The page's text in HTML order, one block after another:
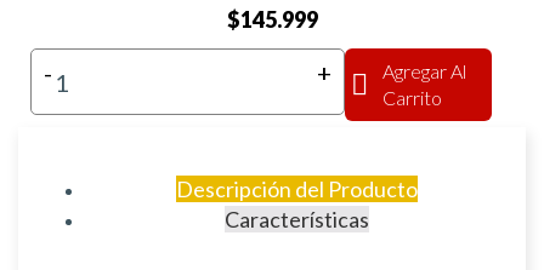
$145.999
- +
Agregar Al
Carrito
Descripción del Producto
Características